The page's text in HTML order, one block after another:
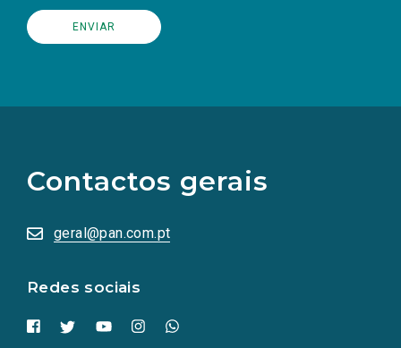
Contactos gerais
geral@pan.com.pt
Redes sociais
redes
sociais
numa
nova